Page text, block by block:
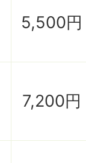
5,500円
7,200円